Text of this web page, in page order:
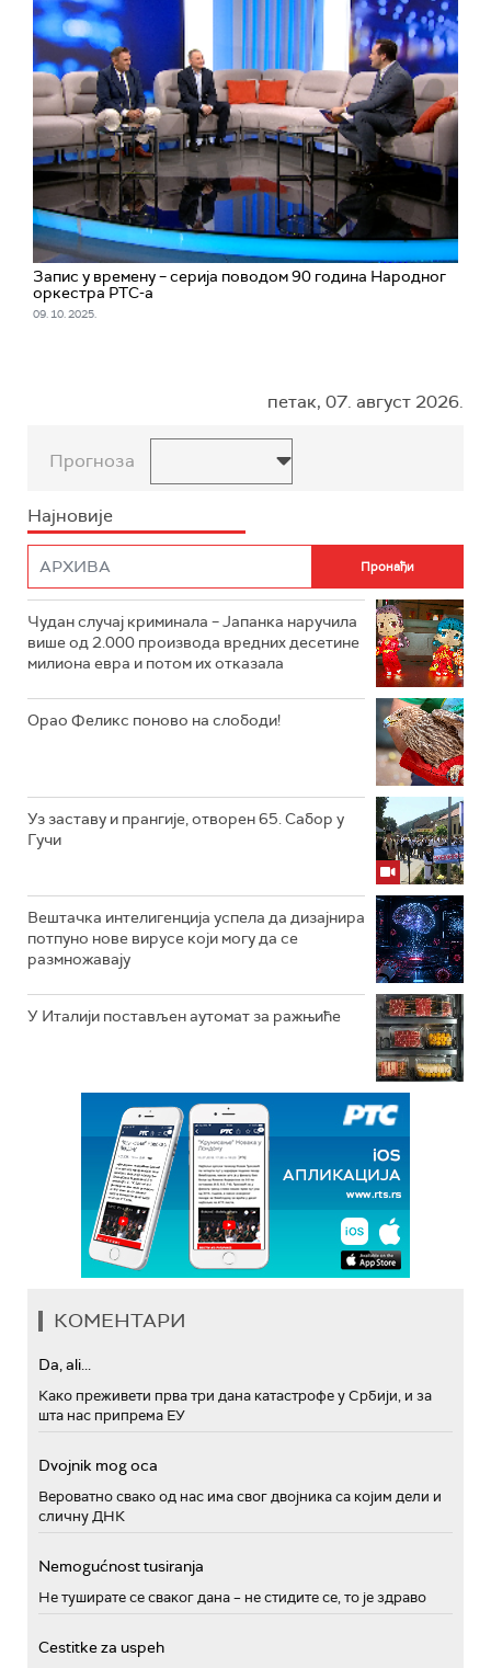
Запис у времену – серија поводом 90 година Народног
оркестра РТС-а
09. 10. 2025.
петак, 07. август 2026.
Прогноза
Најновије
Чудан случај криминала – Јапанка наручила
више од 2.000 производа вредних десетине
милиона евра и потом их отказала
Орао Феликс поново на слободи!
Уз заставу и прангије, отворен 65. Сабор у
Гучи
Вештачка интелигенција успела да дизајнира
потпуно нове вирусе који могу да се
размножавају
У Италији постављен аутомат за ражњиће
КОМЕНТАРИ
Da, ali...
Како преживети прва три дана катастрофе у Србији, и за
шта нас припрема ЕУ
Dvojnik mog oca
Вероватно свако од нас има свог двојника са којим дели и
сличну ДНК
Nemogućnost tusiranja
Не туширате се сваког дана – не стидите се, то је здраво
Cestitke za uspeh